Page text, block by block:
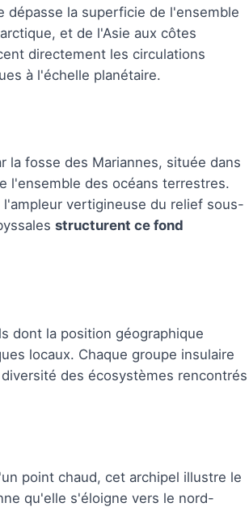
la superficie de l'ensemble
et de l'Asie aux côtes
directement les circulations
à l'échelle planétaire.
la fosse des Mariannes, située dans
l'ensemble des océans terrestres.
vertigineuse du relief sous-
structurent ce fond
dont la position géographique
locaux. Chaque groupe insulaire
des écosystèmes rencontrés
point chaud, cet archipel illustre le
qu'elle s'éloigne vers le nord-